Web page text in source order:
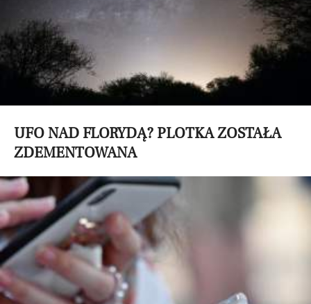
UFO NAD FLORYDĄ? PLOTKA ZOSTAŁA
ZDEMENTOWANA